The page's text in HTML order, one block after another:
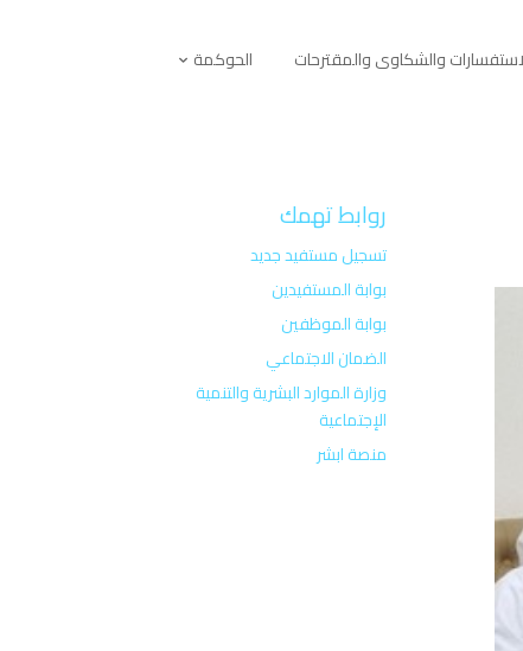
والشكاوى والمقترحات الحوكمة
روابط تهمك
تسجيل مستفيد جديد
بوابة المستفيدين
بوابة الموظفين
الضمان الاجتماعي
وزارة الموارد البشرية والتنمية
الإجتماعية
منصة ابشر